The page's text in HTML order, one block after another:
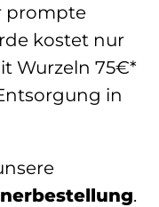
prompte
kostet nur
Wurzeln 75€*
in
.